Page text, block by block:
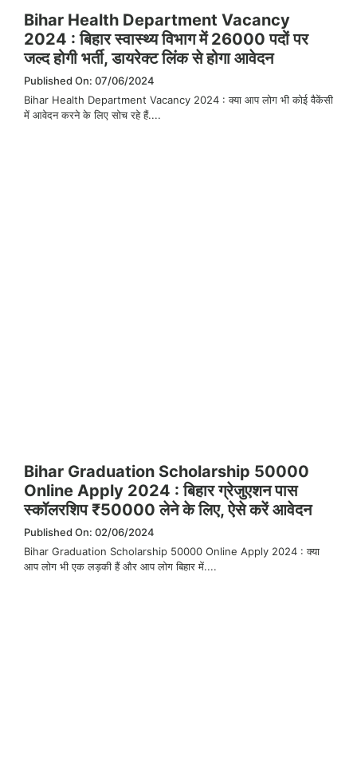
Bihar Health Department Vacancy
2024 : बिहार स्वास्थ्य विभाग में 26000 पदों पर
जल्द होगी भर्ती, डायरेक्ट लिंक से होगा आवेदन
Published On: 07/06/2024
Bihar Health Department Vacancy 2024 : क्या आप लोग भी कोई वैकेंसी
में आवेदन करने के लिए सोच रहे हैं....
Bihar Graduation Scholarship 50000
Online Apply 2024 : बिहार ग्रेजुएशन पास
स्कॉलरशिप ₹50000 लेने के लिए, ऐसे करें आवेदन
Published On: 02/06/2024
Bihar Graduation Scholarship 50000 Online Apply 2024 : क्या
आप लोग भी एक लड़की हैं और आप लोग बिहार में....